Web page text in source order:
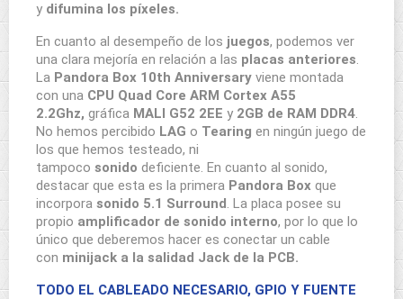
y difumina los píxeles.
En cuanto al desempeño de los juegos, podemos ver
una clara mejoría en relación a las placas anteriores.
La Pandora Box 10th Anniversary viene montada
con una CPU Quad Core ARM Cortex A55
2.2Ghz, gráfica MALI G52 2EE y 2GB de RAM DDR4.
No hemos percibido LAG o Tearing en ningún juego de
los que hemos testeado, ni
tampoco sonido deficiente. En cuanto al sonido,
destacar que esta es la primera Pandora Box que
incorpora sonido 5.1 Surround. La placa posee su
propio amplificador de sonido interno, por lo que lo
único que deberemos hacer es conectar un cable
con minijack a la salidad Jack de la PCB.
TODO EL CABLEADO NECESARIO, GPIO Y FUENTE